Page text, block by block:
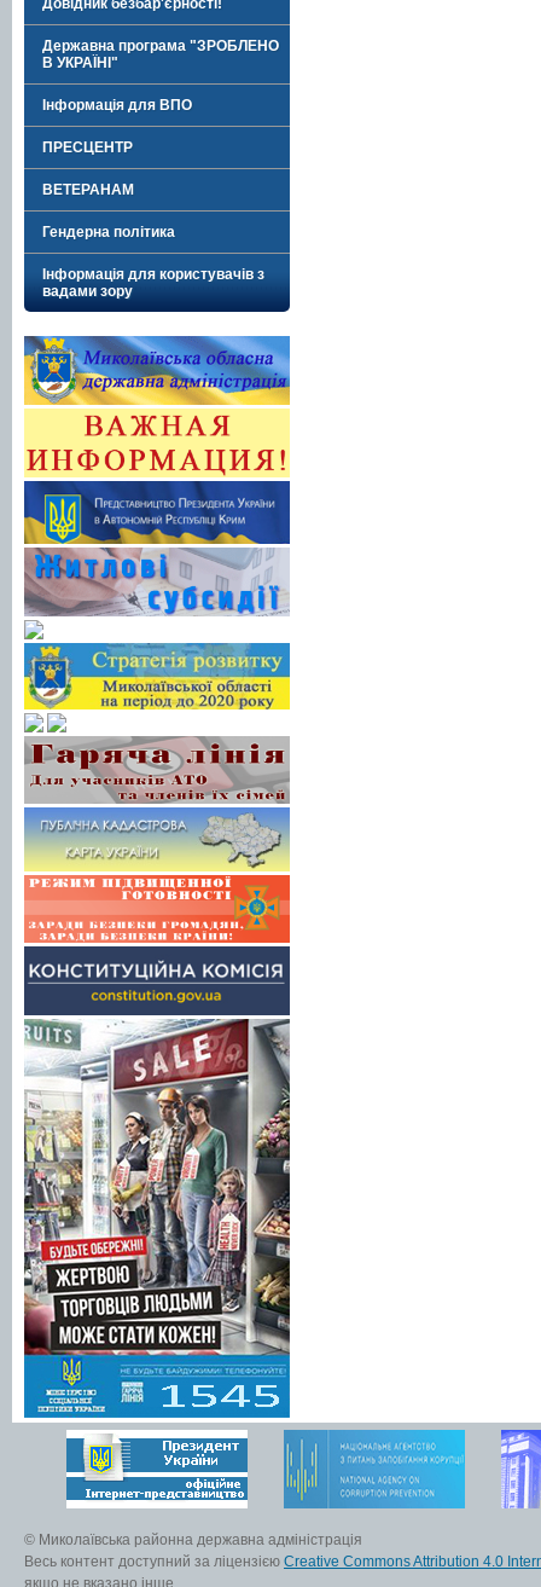
Довідник безбар'єрності!
Державна програма "ЗРОБЛЕНО
В УКРАЇНІ"
Інформація для ВПО
ПРЕСЦЕНТР
ВЕТЕРАНАМ
Гендерна політика
Інформація для користувачів з
вадами зору
© Миколаївська районна державна адміністрація
Весь контент доступний за ліцензією Creative Commons Attribution 4.0
якщо не вказано інше